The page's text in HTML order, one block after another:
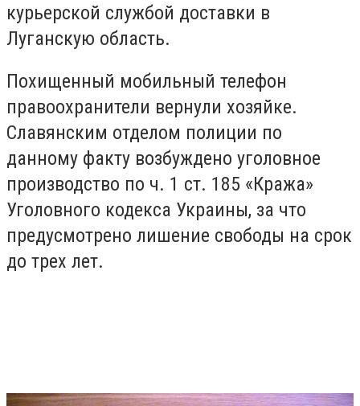
курьерской службой доставки в
Луганскую область.
Похищенный мобильный телефон
правоохранители вернули хозяйке.
Славянским отделом полиции по
данному факту возбуждено уголовное
производство по ч. 1 ст. 185 «Кража»
Уголовного кодекса Украины, за что
предусмотрено лишение свободы на срок
до трех лет.